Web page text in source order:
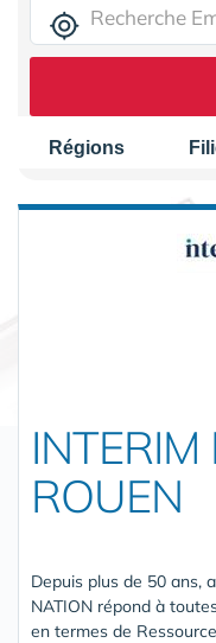
Régions
ROUEN
Depuis plus de 50 ans,
NATION répond à
en termes de